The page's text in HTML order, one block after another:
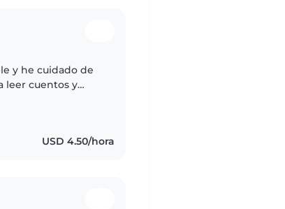
y he cuidado de
leer cuentos y
USD 4.50/hora